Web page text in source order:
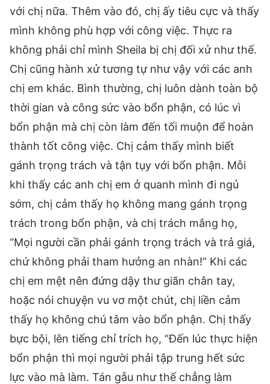
với chị nữa. Thêm vào đó, chị ấy tiêu cực và thấy
mình không phù hợp với công việc. Thực ra
không phải chỉ mình Sheila bị chị đối xử như thế.
Chị cũng hành xử tương tự như vậy với các anh
chị em khác. Bình thường, chị luôn dành toàn bộ
thời gian và công sức vào bổn phận, có lúc vì
bổn phận mà chị còn làm đến tối muộn để hoàn
thành tốt công việc. Chị cảm thấy mình biết
gánh trọng trách và tận tụy với bổn phận. Mỗi
khi thấy các anh chị em ở quanh mình đi ngủ
sớm, chị cảm thấy họ không mang gánh trọng
trách trong bổn phận, và chị trách mắng họ,
“Mọi người cần phải gánh trọng trách và trả giá,
chứ không phải tham hưởng an nhàn!” Khi các
chị em mệt nên đứng dậy thư giãn chân tay,
hoặc nói chuyện vu vơ một chút, chị liền cảm
thấy họ không chú tâm vào bổn phận. Chị thấy
bực bội, lên tiếng chỉ trích họ, “Đến lúc thực hiện
bổn phận thì mọi người phải tập trung hết sức
lực vào mà làm. Tán gẫu như thế chẳng làm